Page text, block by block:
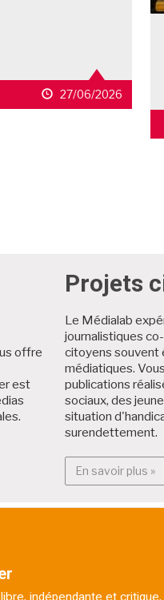
27/06/2026
offre
est
Projets
Le Médialab
journalistiques
citoyens souvent
médiatiques.
publications
sociaux, des
situation
surendettement.
En savoir plus »
indépendante et